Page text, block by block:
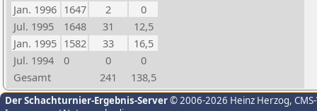
Jan. 1996 1647 2
0
Jul. 1995
1648 31
12,5
Jan. 1995 1582 33
16,5
Jul. 1994
0 0
0
Gesamt
241 138,5
Der Schachturnier-Ergebnis-Server© 2006-2026 Heinz Herzog,